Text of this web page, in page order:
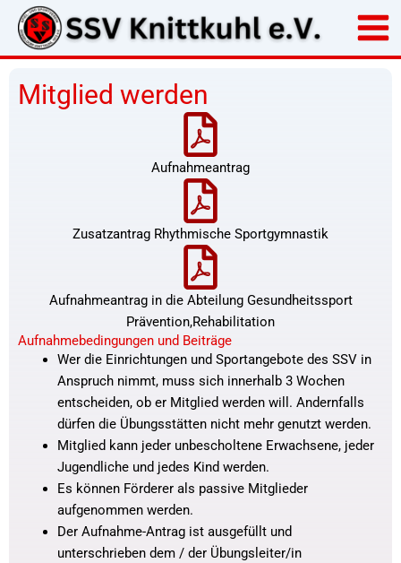
Zum
Inhalt
springen
Mitglied werden
Aufnahmeantrag
Zusatzantrag Rhythmische Sportgymnastik
Aufnahmeantrag in die Abteilung Gesundheitssport
Prävention,Rehabilitation
Aufnahmebedingungen und Beiträge
Wer die Einrichtungen und Sportangebote des SSV in
Anspruch nimmt, muss sich innerhalb 3 Wochen
entscheiden, ob er Mitglied werden will. Andernfalls
dürfen die Übungsstätten nicht mehr genutzt werden.
Mitglied kann jeder unbescholtene Erwachsene, jeder
Jugendliche und jedes Kind werden.
Es können Förderer als passive Mitglieder
aufgenommen werden.
Der Aufnahme-Antrag ist ausgefüllt und
unterschrieben dem / der Übungsleiter/in